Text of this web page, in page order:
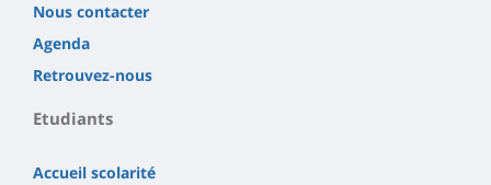
Nous contacter
Agenda
Retrouvez-nous
Etudiants
Accueil scolarité